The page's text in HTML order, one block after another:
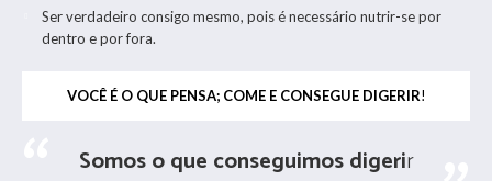
Ser verdadeiro consigo mesmo, pois é necessário nutrir-se por
dentro e por fora.
VOCÊ É O QUE PENSA; COME E CONSEGUE DIGERIR!
Somos o que conseguimos digerir